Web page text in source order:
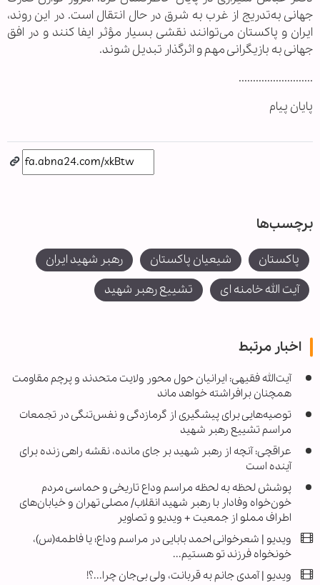
جهانی به‌تدریج از غرب به شرق در حال انتقال است. در این روند،
ایران و پاکستان می‌توانند نقشی بسیار مؤثر ایفا کنند و در افق
جهانی به بازیگرانی مهم و اثرگذار تبدیل شوند.
..........................
پایان پیام
برچسب‌ها
پاکستان شیعیان پاکستان
رهبر شهید ایران
آیت الله خامنه ای
تشییع رهبر شهید
اخبار مرتبط
آیت‌الله فقیهی: ایرانیان حول محور ولایت متحدند و پرچم مقاومت
همچنان برافراشته خواهد ماند
توصیه‌هایی برای پیشگیری از گرمازدگی و نفس‌تنگی در تجمعات
مراسم تشییع رهبر شهید
عراقچی: آنچه از رهبر شهید بر جای مانده، نقشه راهی زنده برای
آینده است
پوشش لحظه به لحظه مراسم وداع تاریخی و حماسی مردم
خون‌خواه وفادار با رهبر شهید انقلاب/ مصلی تهران و خیابان‌های
اطراف مملو از جمعیت + ویدیو و تصاویر
ویدیو | شعرخوانی احمد بابایی در مراسم وداع؛ یا فاطمه(س)،
خونخواه فرزند تو هستیم...
ویدیو | آمدی جانم به قربانت، ولی بی‌جان چرا...؟!